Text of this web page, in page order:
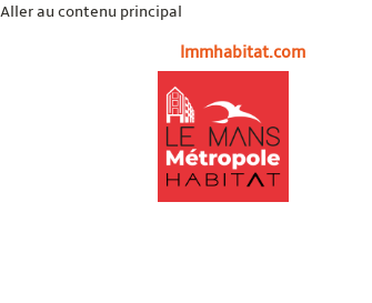
Aller au contenu principal
lmmhabitat.com